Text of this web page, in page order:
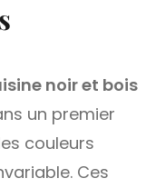
noir et bois
un premier
couleurs
Ces